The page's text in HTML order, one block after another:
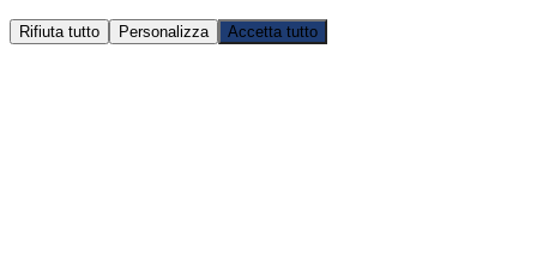
Rifiuta tutto Personalizza Accetta tutto